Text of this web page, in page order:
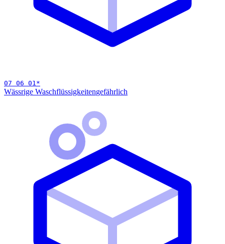
07 06 01*
Wässrige Waschflüssigkeitengefährlich